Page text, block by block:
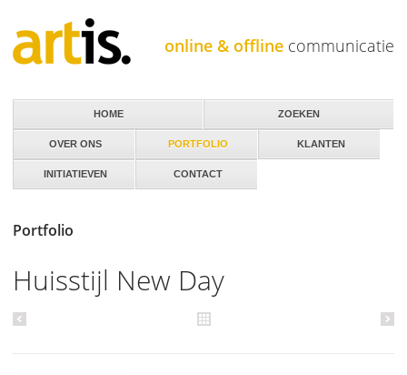
online & offline communicatie
Portfolio
Huisstijl New Day
HOME
OVER ONS PORTFOLIO KLANTEN
INITIATIEVEN CONTACT
ZOEKEN